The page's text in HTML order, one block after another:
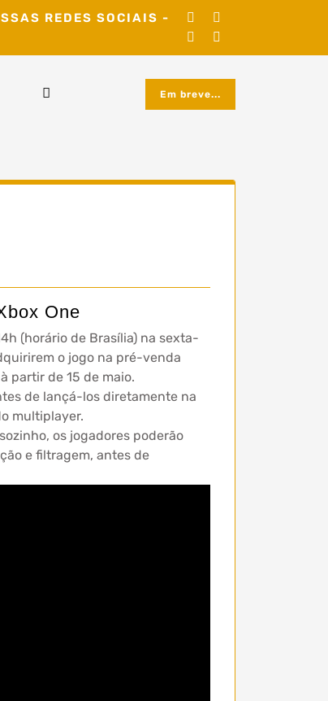
REDES SOCIAIS -
Em breve...
One
(horário de Brasília) na sexta-
o jogo na pré-venda
partir de 15 de maio.
de lançá-los diretamente na
multiplayer.
os jogadores poderão
e filtragem, antes de